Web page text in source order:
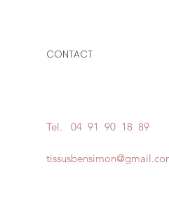
CONTACT
Tel. 04 91 90 18 89